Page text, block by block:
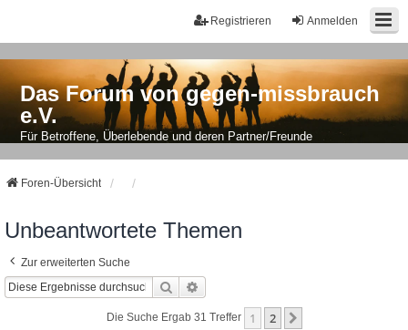
Anmelden
Registrieren
Das Forum von gegen-missbrauch
e.V.
Für Betroffene, Überlebende und deren Partner/Freunde
Foren-Übersicht
Unbeantwortete Themen
Zur erweiterten Suche
Suche
Die Suche Ergab 31 Treffer 1 2